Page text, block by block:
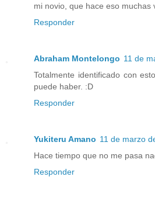
mi novio, que hace eso muchas
Responder
Abraham Montelongo 11 de
Totalmente identificado con
puede haber. :D
Responder
Yukiteru Amano 11 de marzo
Hace tiempo que no me pasa
Responder